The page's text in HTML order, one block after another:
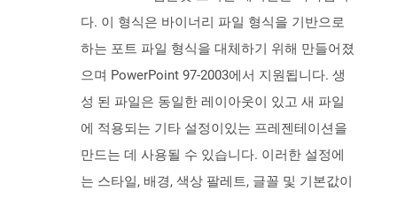
다. 이 형식은 바이너리 파일 형식을 기반으로
하는 포트 파일 형식을 대체하기 위해 만들어졌
으며 PowerPoint 97-2003에서 지원됩니다. 생
성 된 파일은 동일한 레이아웃이 있고 새 파일
에 적용되는 기타 설정이있는 프레젠테이션을
만드는 데 사용될 수 있습니다. 이러한 설정에
는 스타일, 배경, 색상 팔레트, 글꼴 및 기본값이